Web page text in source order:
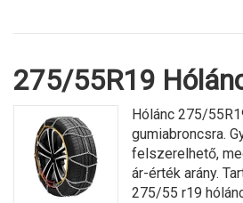
275/55R19
Hólánc 275/
gumiabroncsra.
felszerelhető,
ár-érték arány.
275/55 r19